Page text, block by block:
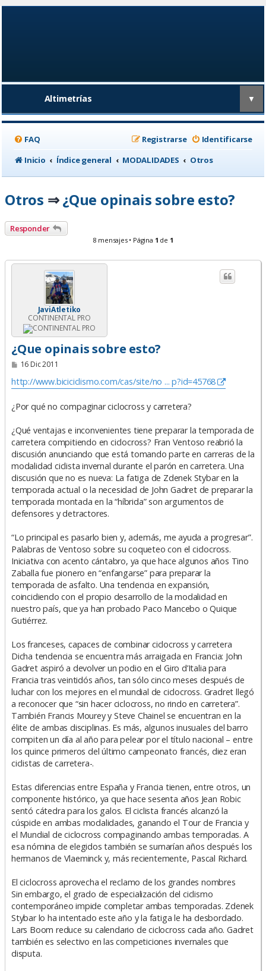
Altimetrías ▼
FAQ Identificarse
Registrarse
Inicio
Índice general MODALIDADES Otros
Otros ⇒ ¿Que opinais sobre esto?
Responder
8 mensajes • Página 1 de 1
JaviAtletiko
CONTINENTAL PRO
¿Que opinais sobre esto?
M
n
s
j
16 Dic 2011
http://www.biciciclismo.com/cas/site/no ... p?id=45768
¿Por qué no compaginar ciclocross y carretera?
¿Qué ventajas e inconvenientes tiene preparar la temporada de
carretera compitiendo en ciclocross? Fran Ventoso reabrió la
discusión anunciando que está tomando parte en carreras de la
modalidad ciclista invernal durante el parón en carretera. Una
discusión que no es nueva: La fatiga de Zdenek Stybar en la
temporada actual o la necesidad de John Gadret de preparar la
temporada montada en la “híbrida” son argumentos de
defensores y detractores.
“Lo principal es pasarlo bien y, además, me ayuda a progresar”.
Palabras de Ventoso sobre su coqueteo con el ciclocross.
Iniciativa con acento cántabro, ya que hace algunos años Tino
Zaballa fue pionero en “enfangarse” para preparar la
temporada de asfalto. Una tendencia en expansión,
coincidiendo con el propio desarrollo de la modalidad en
nuestro país, que ya han probado Paco Mancebo o Quique
Gutiérrez.
Los franceses, capaces de combinar ciclocross y carretera
Dicha tendencia se encuentra más arraigada en Francia: John
Gadret aspiró a devolver un podio en el Giro d’Italia para
Francia tras veintidós años, tan sólo cinco meses después de
luchar con los mejores en el mundial de ciclocross. Gradret llegó
a reconocer que “sin hacer ciclocross, no rindo en carretera”.
También Francis Mourey y Steve Chainel se encuentran en la
élite de ambas disciplinas. Es más, algunos inusuales del barro
compiten un día al año para pelear por el título nacional – entre
los quince primeros del último campeonato francés, diez eran
ciclistas de carretera-.
Estas diferencias entre España y Francia tienen, entre otros, un
componente histórico, ya que hace sesenta años Jean Robic
sentó cátedra para los galos. El ciclista francés alcanzó la
cúspide en ambas modalidades, ganando el Tour de Francia y
el Mundial de ciclocross compaginando ambas temporadas. A
esa nómina de elegidos también se sumarían años después los
hermanos de Vlaeminck y, más recientemente, Pascal Richard.
El ciclocross aprovecha el reclamo de los grandes nombres
Sin embargo, el grado de especialización del ciclismo
contemporáneo impide completar ambas temporadas. Zdenek
Stybar lo ha intentado este año y la fatiga le ha desbordado.
Lars Boom reduce su calendario de ciclocross cada año. Gadret
también es selectivo en las competiciones invernales que
disputa.